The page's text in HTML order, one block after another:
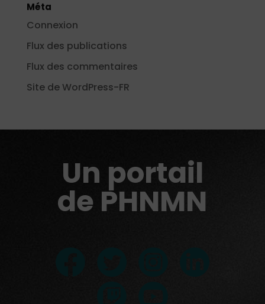
Méta
Connexion
Flux des publications
Flux des commentaires
Site de WordPress-FR
Un portail
de PHNMN